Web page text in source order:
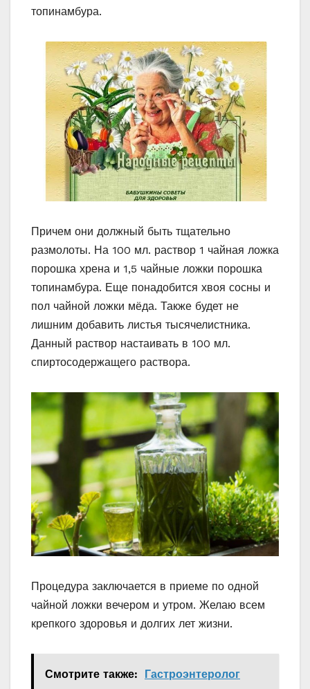
топинамбура.
Причем они должный быть тщательно
размолоты. На 100 мл. раствор 1 чайная ложка
порошка хрена и 1,5 чайные ложки порошка
топинамбура. Еще понадобится хвоя сосны и
пол чайной ложки мёда. Также будет не
лишним добавить листья тысячелистника.
Данный раствор настаивать в 100 мл.
спиртосодержащего раствора.
Процедура заключается в приеме по одной
чайной ложки вечером и утром. Желаю всем
крепкого здоровья и долгих лет жизни.
Смотрите также:
Гастроэнтеролог